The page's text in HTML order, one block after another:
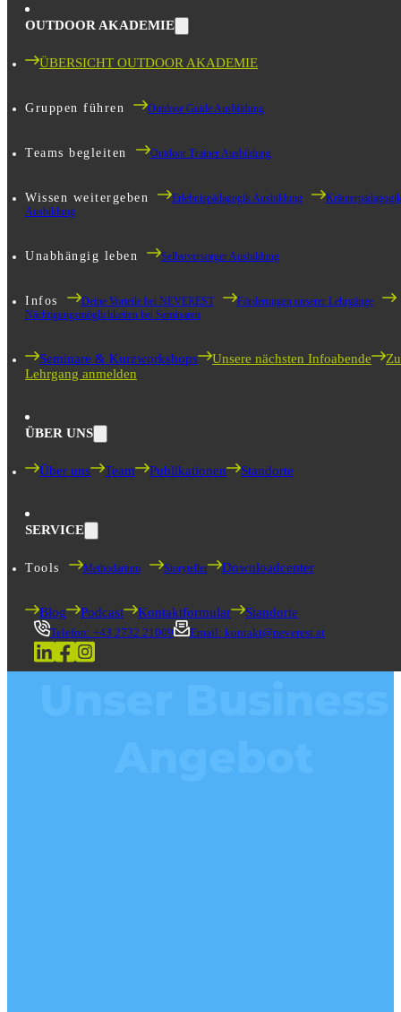
OUTDOOR AKADEMIE
ÜBERSICHT OUTDOOR AKADEMIE
Gruppen führen Outdoor Guide Ausbildung
Teams begleiten Outdoor Trainer Ausbildung
Wissen weitergeben Erlebnispädagogik Ausbildung
Kräuterpädagogik
Ausbildung
Unabhängig leben Selbstversorger Ausbildung
Infos Deine Vorteile bei NEVEREST
Förderungen unserer Lehrgänge
Nächtigungsmöglichkeiten bei Seminaren
Seminare & Kurzworkshops Unsere nächsten Infoabende
Zu
Lehrgang anmelden
ÜBER UNS
Über uns Team Publikationen Standorte
SERVICE
Tools Methodarium Storyteller Downloadcenter
Blog Podcast Kontaktformular Standorte
Telefon: +43 2732 21009 Email: kontakt@neverest.at